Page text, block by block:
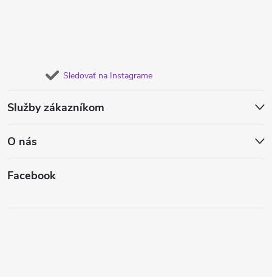
Sledovať na Instagrame
Služby zákazníkom
O nás
Facebook